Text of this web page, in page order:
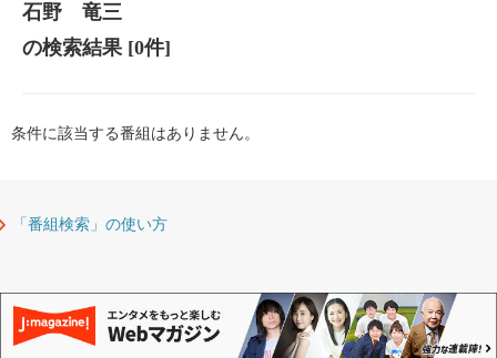
石野 竜三
の検索結果[0件]
条件に該当する番組はありません。
「番組検索」の使い方